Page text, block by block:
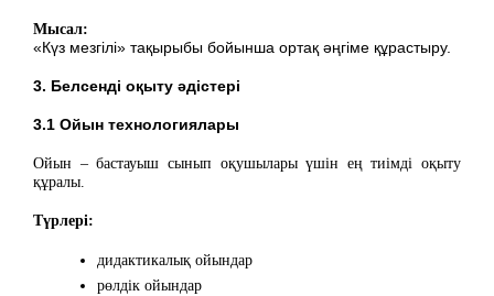
Мысал:
«Күз мезгілі» тақырыбы бойынша ортақ әңгіме құрастыру.
3. Белсенді оқыту әдістері
3.1 Ойын технологиялары
Ойын – бастауыш сынып оқушылары үшін ең тиімді оқыту
құралы.
Түрлері:
дидактикалық ойындар
рөлдік ойындар